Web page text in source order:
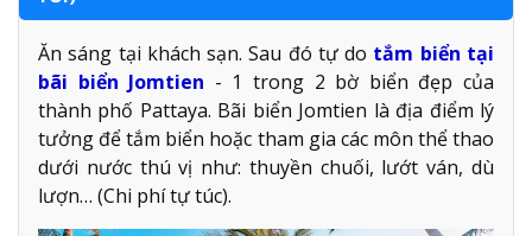
Ăn sáng tại khách sạn. Sau đó tự do tắm biển tại
bãi biển Jomtien - 1 trong 2 bờ biển đẹp của
thành phố Pattaya. Bãi biển Jomtien là địa điểm lý
tưởng để tắm biển hoặc tham gia các môn thể thao
dưới nước thú vị như: thuyền chuối, lướt ván, dù
lượn… (Chi phí tự túc).